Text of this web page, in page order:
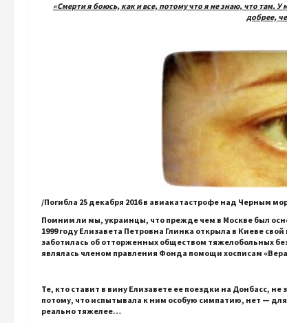
«Смерти я боюсь, как и все, потому что я не знаю, что там.
добрее,
/Погибла 25 декабря 2016 в авиакатастрофе над Черным
Помним ли мы, украинцы, что прежде чем в Москве был
1999 году Елизавета Петровна Глинка открыла в Киеве
заботилась об отторженных обществом тяжелобольных
являлась членом правления Фонда помощи хосписам
Те, кто ставит в вину Елизавете ее поездки на Донбасс,
потому, что испытывала к ним особую симпатию, нет —
реально тяжелее…